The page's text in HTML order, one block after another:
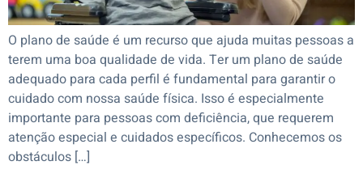
O plano de saúde é um recurso que ajuda muitas pessoas a
terem uma boa qualidade de vida. Ter um plano de saúde
adequado para cada perfil é fundamental para garantir o
cuidado com nossa saúde física. Isso é especialmente
importante para pessoas com deficiência, que requerem
atenção especial e cuidados específicos. Conhecemos os
obstáculos […]